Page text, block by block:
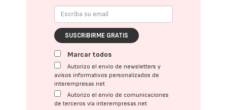
SUSCRIBIRME GRATIS
Marcar todos
Autorizo el envío de newsletters y
avisos informativos personalizados de
interempresas.net
Autorizo el envío de comunicaciones
de terceros vía interempresas.net